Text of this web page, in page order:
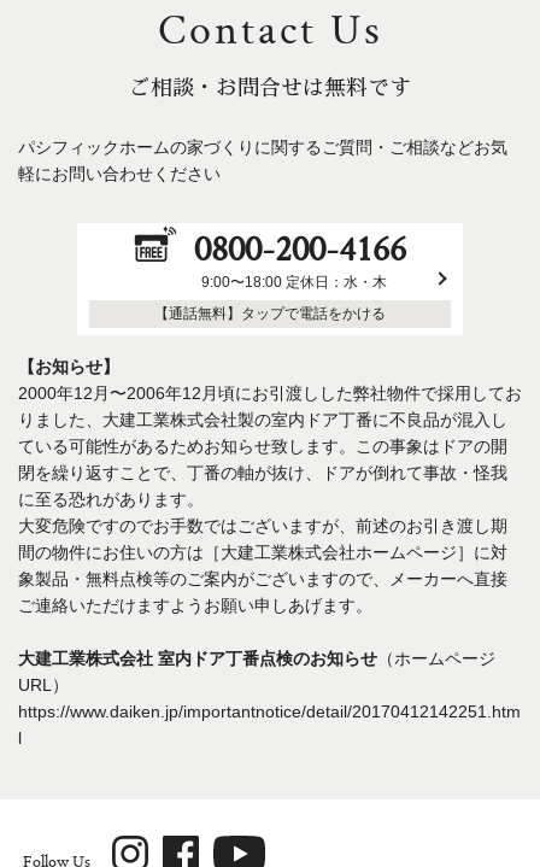
Contact Us
ご相談・お問合せは無料です
パシフィックホームの家づくりに関するご質問・ご相談などお気
軽にお問い合わせください
0800-200-4166
9:00〜18:00 定休日：水・木
【通話無料】タップで電話をかける
【お知らせ】
2000年12月〜2006年12月頃にお引渡しした弊社物件で採用してお
りました、大建工業株式会社製の室内ドア丁番に不良品が混入し
ている可能性があるためお知らせ致します。この事象はドアの開
閉を繰り返すことで、丁番の軸が抜け、ドアが倒れて事故・怪我
に至る恐れがあります。
大変危険ですのでお手数ではございますが、前述のお引き渡し期
間の物件にお住いの方は［大建工業株式会社ホームページ］に対
象製品・無料点検等のご案内がございますので、メーカーへ直接
ご連絡いただけますようお願い申しあげます。
大建工業株式会社 室内ドア丁番点検のお知らせ （ホームページ
URL）
https://www.daiken.jp/importantnotice/detail/20170412142251.htm
l